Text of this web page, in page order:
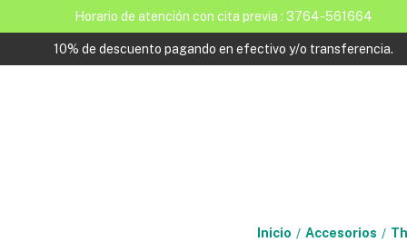
Horario de atención con cita previa : 3764-561664
10% de descuento pagando en efectivo y/o transferencia.
Inicio / Accesorios /